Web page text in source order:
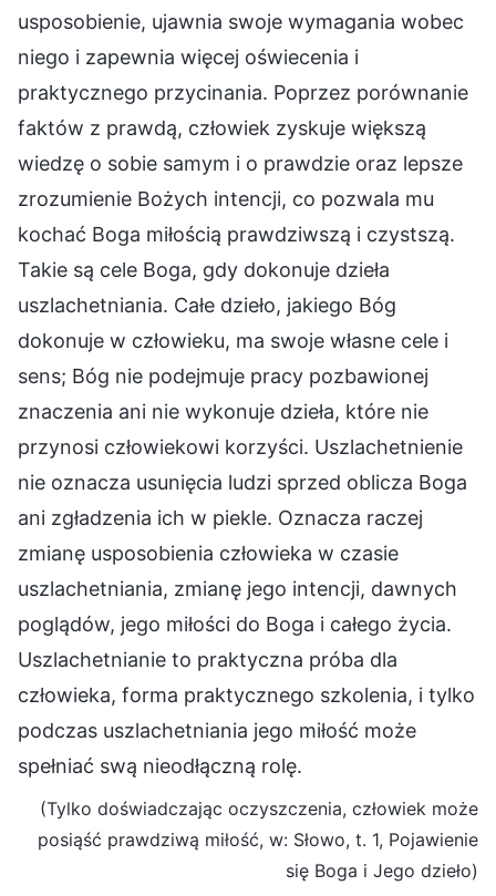
usposobienie, ujawnia swoje wymagania wobec
niego i zapewnia więcej oświecenia i
praktycznego przycinania. Poprzez porównanie
faktów z prawdą, człowiek zyskuje większą
wiedzę o sobie samym i o prawdzie oraz lepsze
zrozumienie Bożych intencji, co pozwala mu
kochać Boga miłością prawdziwszą i czystszą.
Takie są cele Boga, gdy dokonuje dzieła
uszlachetniania. Całe dzieło, jakiego Bóg
dokonuje w człowieku, ma swoje własne cele i
sens; Bóg nie podejmuje pracy pozbawionej
znaczenia ani nie wykonuje dzieła, które nie
przynosi człowiekowi korzyści. Uszlachetnienie
nie oznacza usunięcia ludzi sprzed oblicza Boga
ani zgładzenia ich w piekle. Oznacza raczej
zmianę usposobienia człowieka w czasie
uszlachetniania, zmianę jego intencji, dawnych
poglądów, jego miłości do Boga i całego życia.
Uszlachetnianie to praktyczna próba dla
człowieka, forma praktycznego szkolenia, i tylko
podczas uszlachetniania jego miłość może
spełniać swą nieodłączną rolę.
(Tylko doświadczając oczyszczenia, człowiek może
posiąść prawdziwą miłość, w: Słowo, t. 1, Pojawienie
się Boga i Jego dzieło)